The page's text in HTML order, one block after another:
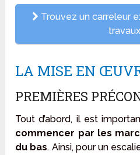
Trouvez un carreleur
LA MISE EN
PREMIÈRES
Tout d’abord, il est
commencer par les
du bas. Ainsi, pour un